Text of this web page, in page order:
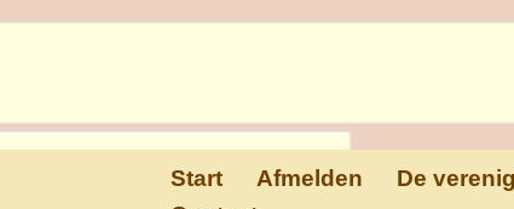
de
Start Afmelden De